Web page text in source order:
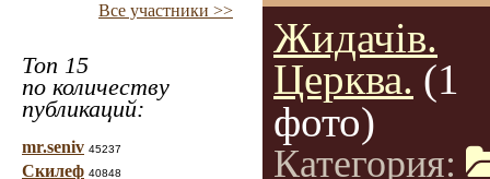
Все участники >>
Топ 15
по количеству
публикаций:
mr.seniv 45237
Скилеф 40848
Жидачів.
Церква. (1
фото)
Категория: